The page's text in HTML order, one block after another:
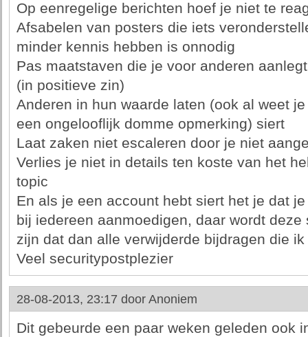
Op eenregelige berichten hoef je niet te
Afsabelen van posters die iets
minder kennis hebben is onnodig
Pas maatstaven die je voor anderen
(in positieve zin)
Anderen in hun waarde laten (ook al weet
een ongelooflijk domme opmerking) siert
Laat zaken niet escaleren door je niet
Verlies je niet in details ten koste van het
topic
En als je een account hebt siert het je dat
bij iedereen aanmoedigen, daar wordt
zijn dat dan alle verwijderde bijdragen die
Veel securitypostplezier
28-08-2013, 23:17 door Anoniem
Dit gebeurde een paar weken geleden ook